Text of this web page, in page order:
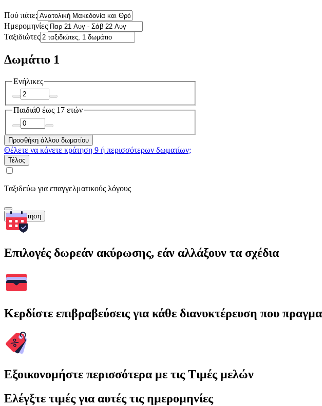
Πού πάτε;
Ημερομηνίες
Ταξιδιώτες
Δωμάτιο 1
Ενήλικες
Παιδιά0 έως 17 ετών
Προσθήκη άλλου δωματίου
Θέλετε να κάνετε κράτηση 9 ή περισσότερων δωματίων;
Τέλος
Ταξιδεύω για επαγγελματικούς λόγους
Αναζήτηση
Επιλογές δωρεάν ακύρωσης, εάν αλλάξουν τα σχέδια
Κερδίστε επιβραβεύσεις για κάθε διανυκτέρευση που
Εξοικονομήστε περισσότερα με τις Τιμές μελών
Ελέγξτε τιμές για αυτές τις ημερομηνίες